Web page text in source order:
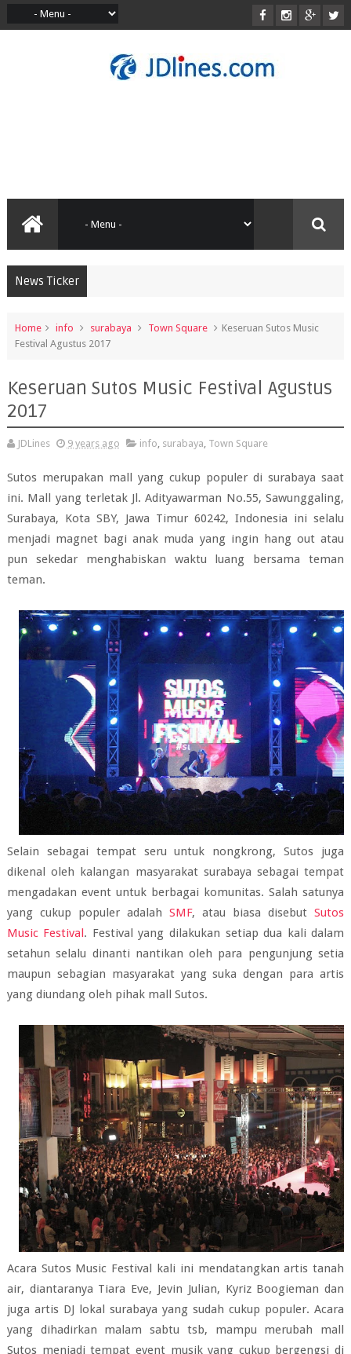
News Ticker
Home info surabaya Town Square
Keseruan Sutos Music
Festival Agustus 2017
Keseruan Sutos Music Festival Agustus
2017
JDLines 9 years ago info, surabaya, Town Square
Sutos merupakan mall yang cukup populer di surabaya saat
ini. Mall yang terletak Jl. Adityawarman No.55, Sawunggaling,
Surabaya, Kota SBY, Jawa Timur 60242, Indonesia ini selalu
menjadi magnet bagi anak muda yang ingin hang out atau
pun sekedar menghabiskan waktu luang bersama teman
teman.
Selain sebagai tempat seru untuk nongkrong, Sutos juga
dikenal oleh kalangan masyarakat surabaya sebagai tempat
mengadakan event untuk berbagai komunitas. Salah satunya
yang cukup populer adalah SMF, atau biasa disebutSutos
Music Festival. Festival yang dilakukan setiap dua kali dalam
setahun selalu dinanti nantikan oleh para pengunjung setia
maupun sebagian masyarakat yang suka dengan para artis
yang diundang oleh pihak mall Sutos.
Acara Sutos Music Festival kali ini mendatangkan artis tanah
air, diantaranya Tiara Eve, Jevin Julian, Kyriz Boogieman dan
juga artis DJ lokal surabaya yang sudah cukup populer. Acara
yang dihadirkan malam sabtu tsb, mampu merubah mall
Sutos menjadi tempat event musik yang cukup bergengsi di